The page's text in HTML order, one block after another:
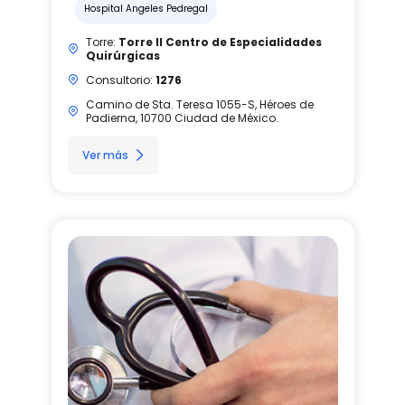
Hospital Angeles Pedregal
Torre: Torre II Centro de Especialidades
Quirúrgicas
Consultorio: 1276
Camino de Sta. Teresa 1055-S, Héroes de
Padierna, 10700 Ciudad de México.
Ver más